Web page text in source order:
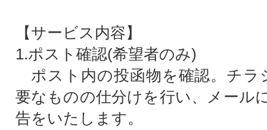
【サービス内容】
1.ポスト確認(希望者のみ)
ポスト内の投函物を確認。チラ
要なものの仕分けを行い、メール
告をいたします。